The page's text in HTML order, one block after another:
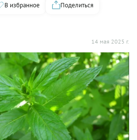
14 мая 2025 г.
В избранное
Поделиться